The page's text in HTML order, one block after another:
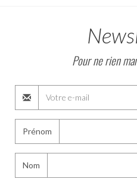
Pour ne rien
Prénom
Nom